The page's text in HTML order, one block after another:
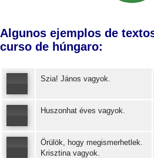
Algunos ejemplos de
curso de húngaro:
Szia! János vagyok.
Huszonhat éves vagyok.
Örülök, hogy megismerhetlek.
Krisztina vagyok.